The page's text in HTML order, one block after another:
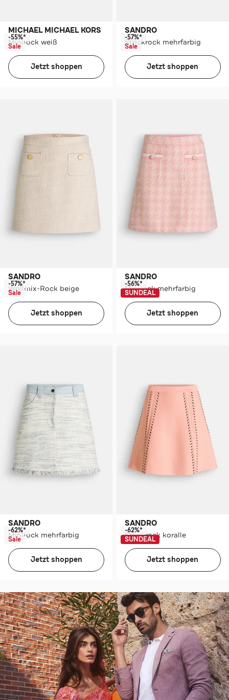
MICHAEL MICHAEL KORS
Minirock weiß
-55%*
Sale
Jetzt shoppen
SANDRO
Strickrock mehrfarbig
-57%*
Sale
Jetzt shoppen
SANDRO
Wollmix-Rock beige
-57%*
Sale
Jetzt shoppen
SANDRO
Minirock mehrfarbig
-56%*
SUNDEAL
Jetzt shoppen
SANDRO
Minirock mehrfarbig
-62%*
Sale
Jetzt shoppen
SANDRO
Strickrock koralle
-62%*
SUNDEAL
Jetzt shoppen